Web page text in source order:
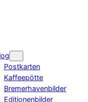
Postkarten
Kaffeepötte
Bremerhavenbilder
Editionenbilder